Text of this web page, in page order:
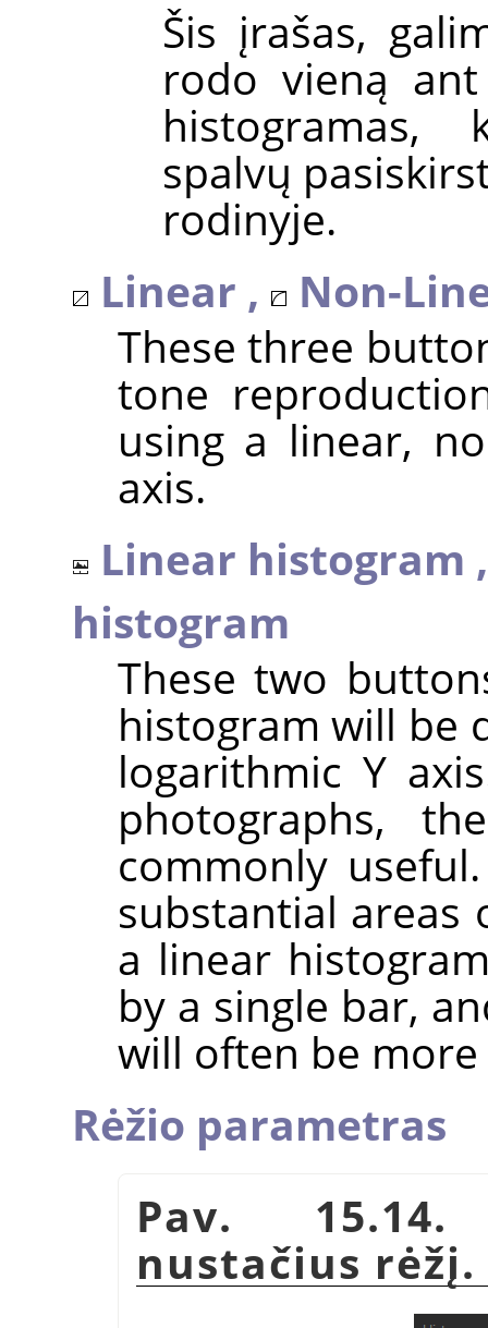
Šis įrašas,
rodo vieną
histogramas,
spalvų
rodinyje.
Linear ,
Non-
These three
tone
using a linear,
axis.
Linear histogram
histogram
These two
histogram will be
logarithmic Y
photographs,
commonly
substantial areas
a linear
by a single bar,
will often be
Rėžio parametras
Pav.
nustačius rėžį.